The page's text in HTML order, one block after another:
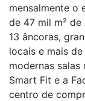
mensalmente o
de 47 mil m² de
13 âncoras,
locais e mais
modernas
Smart Fit e a
centro de